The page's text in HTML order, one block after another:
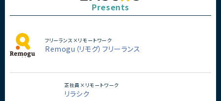
Presents
フリーランス×リモートワーク
Remogu（リモグ）フリーランス
正社員×リモートワーク
リラシク